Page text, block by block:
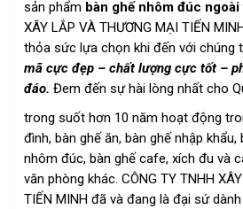
sản phẩm bàn ghế nhôm đúc
XÂY LẮP VÀ THƯƠNG MẠI TIẾN
thỏa sức lựa chọn khi đến với chúng
mã cực đẹp – chất lượng cực tốt –
đáo. Đem đến sự hài lòng nhất cho
trong suốt hơn 10 năm hoạt động
đình, bàn ghế ăn, bàn ghế nhập
nhôm đúc, bàn ghế cafe, xích đu và
văn phòng khác. CÔNG TY TNHH
TIẾN MINH đã và đang là đại sứ